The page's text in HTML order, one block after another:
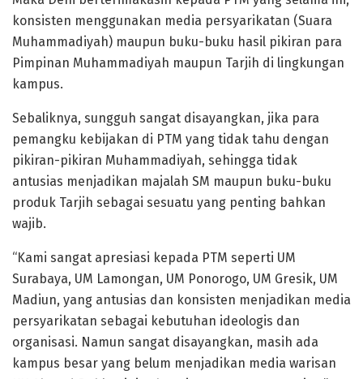
konsisten menggunakan media persyarikatan (Suara
Muhammadiyah) maupun buku-buku hasil pikiran para
Pimpinan Muhammadiyah maupun Tarjih di lingkungan
kampus.
Sebaliknya, sungguh sangat disayangkan, jika para
pemangku kebijakan di PTM yang tidak tahu dengan
pikiran-pikiran Muhammadiyah, sehingga tidak
antusias menjadikan majalah SM maupun buku-buku
produk Tarjih sebagai sesuatu yang penting bahkan
wajib.
“Kami sangat apresiasi kepada PTM seperti UM
Surabaya, UM Lamongan, UM Ponorogo, UM Gresik, UM
Madiun, yang antusias dan konsisten menjadikan media
persyarikatan sebagai kebutuhan ideologis dan
organisasi. Namun sangat disayangkan, masih ada
kampus besar yang belum menjadikan media warisan